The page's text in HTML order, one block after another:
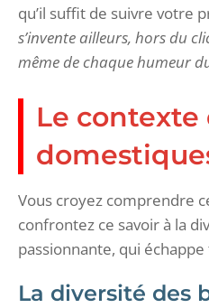
qu’il suffit de suivre votre
s’invente ailleurs, hors du
même de chaque humeur
Le contexte
Vous croyez comprendre
confrontez ce savoir à la
passionnante, qui
La diversité des